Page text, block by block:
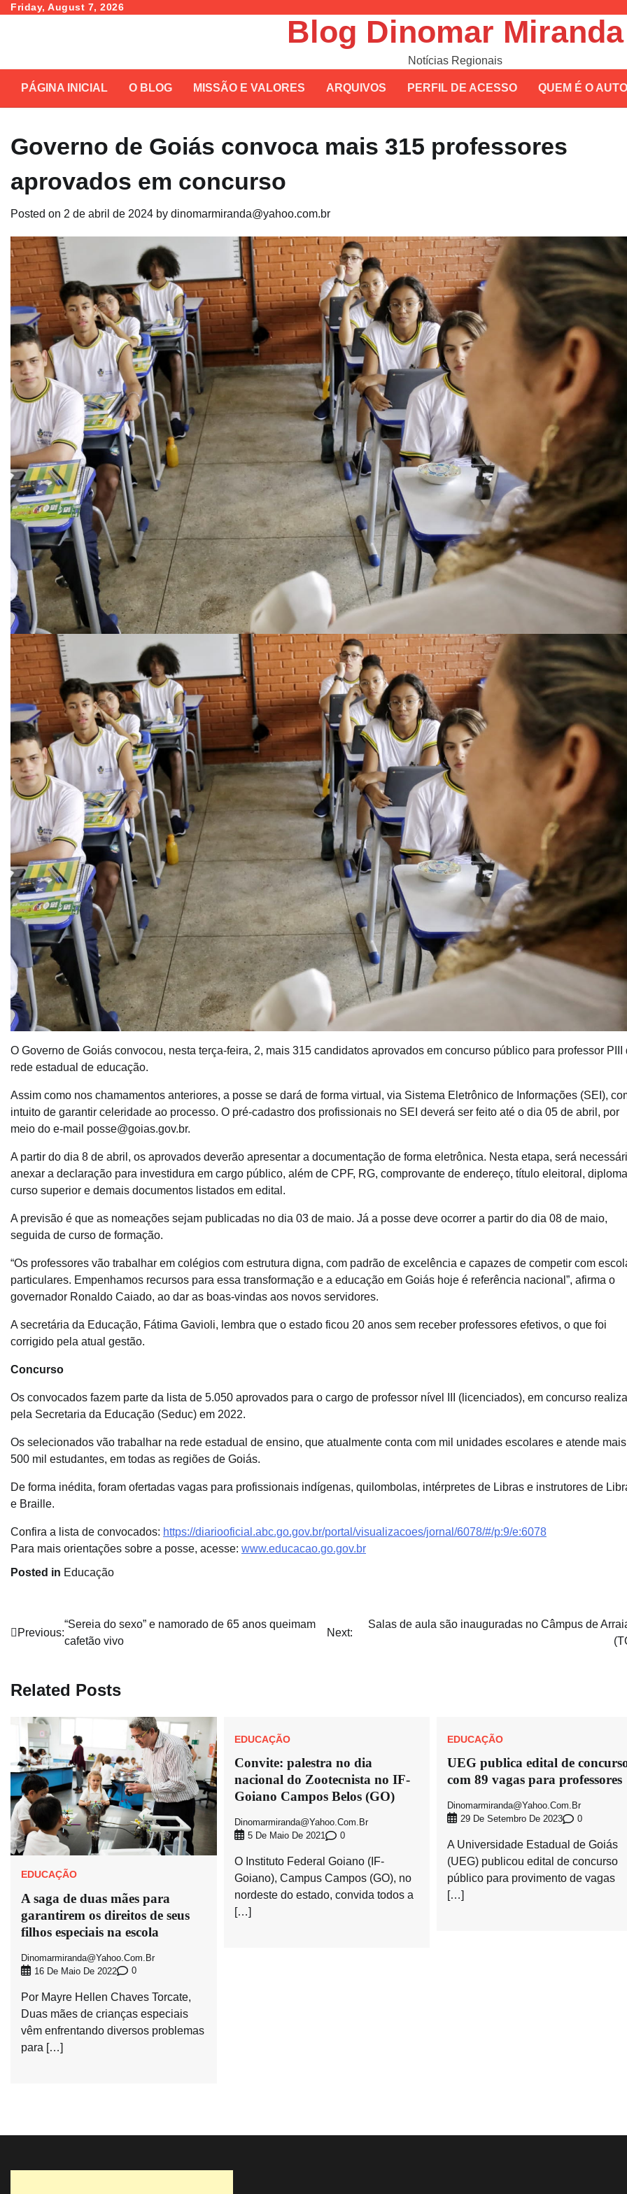
SkipFriday, August 7, 2026
Blog Dinomar Miranda
Notícias Regionais
PÁGINA INICIAL O BLOG MISSÃO E VALORES ARQUIVOS PERFIL DE ACESSO QUEM É O
Governo de Goiás convoca mais 315 professores
aprovados em concurso
Posted on 2 de abril de 2024 by dinomarmiranda@yahoo.com.br
O Governo de Goiás convocou, nesta terça-feira, 2, mais 315 candidatos aprovados em concurso público para professor PIII
rede estadual de educação.
Assim como nos chamamentos anteriores, a posse se dará de forma virtual, via Sistema Eletrônico de Informações (SEI),
intuito de garantir celeridade ao processo. O pré-cadastro dos profissionais no SEI deverá ser feito até o dia 05 de abril, por
meio do e-mail posse@goias.gov.br.
A partir do dia 8 de abril, os aprovados deverão apresentar a documentação de forma eletrônica. Nesta etapa, será
anexar a declaração para investidura em cargo público, além de CPF, RG, comprovante de endereço, título eleitoral,
curso superior e demais documentos listados em edital.
A previsão é que as nomeações sejam publicadas no dia 03 de maio. Já a posse deve ocorrer a partir do dia 08 de maio,
seguida de curso de formação.
“Os professores vão trabalhar em colégios com estrutura digna, com padrão de excelência e capazes de competir com
particulares. Empenhamos recursos para essa transformação e a educação em Goiás hoje é referência nacional”, afirma o
governador Ronaldo Caiado, ao dar as boas-vindas aos novos servidores.
A secretária da Educação, Fátima Gavioli, lembra que o estado ficou 20 anos sem receber professores efetivos, o que foi
corrigido pela atual gestão.
Concurso
Os convocados fazem parte da lista de 5.050 aprovados para o cargo de professor nível III (licenciados), em concurso
pela Secretaria da Educação (Seduc) em 2022.
Os selecionados vão trabalhar na rede estadual de ensino, que atualmente conta com mil unidades escolares e atende
500 mil estudantes, em todas as regiões de Goiás.
De forma inédita, foram ofertadas vagas para profissionais indígenas, quilombolas, intérpretes de Libras e instrutores de
e Braille.
Confira a lista de convocados: https://diariooficial.abc.go.gov.br/portal/visualizacoes/jornal/6078/#/p:9/e:6078
Para mais orientações sobre a posse, acesse: www.educacao.go.gov.br
Posted in Educação
Navegação
Previous:
“Sereia do sexo” e namorado de 65 anos queimam
cafetão vivo
Next:
Salas de aula são inauguradas no Câmpus de
Related Posts
EDUCAÇÃO
A saga de duas mães para
garantirem os direitos de seus
filhos especiais na escola
Dinomarmiranda@yahoo.com.br
16 De Maio De 2022
0
Por Mayre Hellen Chaves Torcate,
Duas mães de crianças especiais
vêm enfrentando diversos problemas
para […]
EDUCAÇÃO
Convite: palestra no dia
nacional do Zootecnista no IF-
Goiano Campos Belos (GO)
Dinomarmiranda@yahoo.com.br
5 De Maio De 2021
0
O Instituto Federal Goiano (IF-
Goiano), Campus Campos (GO), no
nordeste do estado, convida todos a
[…]
EDUCAÇÃO
UEG publica edital de
com 89 vagas para professores
Dinomarmiranda@yahoo.com.br
29 De Setembro De 2023
0
A Universidade Estadual de Goiás
(UEG) publicou edital de concurso
público para provimento de vagas
[…]